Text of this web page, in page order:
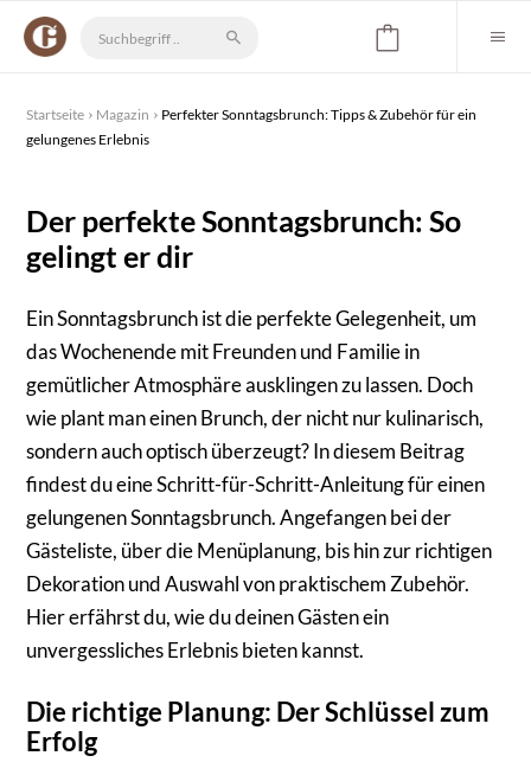
Startseite Magazin
Perfekter Sonntagsbrunch: Tipps & Zubehör für ein
gelungenes Erlebnis
Der perfekte Sonntagsbrunch: So
gelingt er dir
Ein Sonntagsbrunch ist die perfekte Gelegenheit, um
das Wochenende mit Freunden und Familie in
gemütlicher Atmosphäre ausklingen zu lassen. Doch
wie plant man einen Brunch, der nicht nur kulinarisch,
sondern auch optisch überzeugt? In diesem Beitrag
findest du eine Schritt-für-Schritt-Anleitung für einen
gelungenen Sonntagsbrunch. Angefangen bei der
Gästeliste, über die Menüplanung, bis hin zur richtigen
Dekoration und Auswahl von praktischem Zubehör.
Hier erfährst du, wie du deinen Gästen ein
unvergessliches Erlebnis bieten kannst.
Die richtige Planung: Der Schlüssel zum
Erfolg